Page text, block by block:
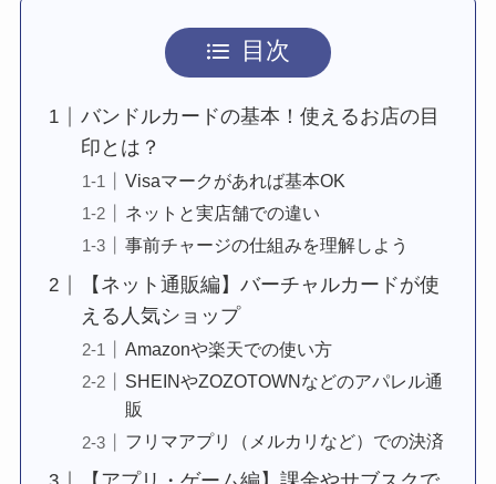
目次
バンドルカードの基本！使えるお店の目
印とは？
Visaマークがあれば基本OK
ネットと実店舗での違い
事前チャージの仕組みを理解しよう
【ネット通販編】バーチャルカードが使
える人気ショップ
Amazonや楽天での使い方
SHEINやZOZOTOWNなどのアパレル通
販
フリマアプリ（メルカリなど）での決済